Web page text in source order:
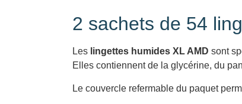
2 sachets de 54
Les lingettes humides XL AMD sont
Elles contiennent de la glycérine, du
Le couvercle refermable du paquet